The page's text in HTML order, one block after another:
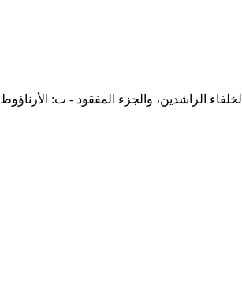
الراشدين، والجزء المفقود - ت: الأرناؤوط